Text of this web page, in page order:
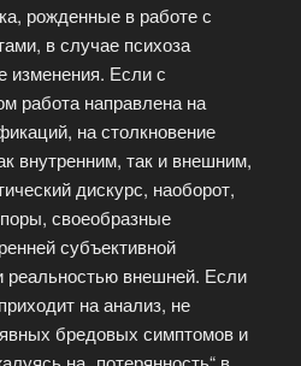
рожденные в работе с
в случае психоза
изменения. Если с
работа направлена на
на столкновение
внутренним, так и внешним,
дискурс, наоборот,
своеобразные
субъективной
реальностью внешней. Если
на анализ, не
бредовых симптомов и